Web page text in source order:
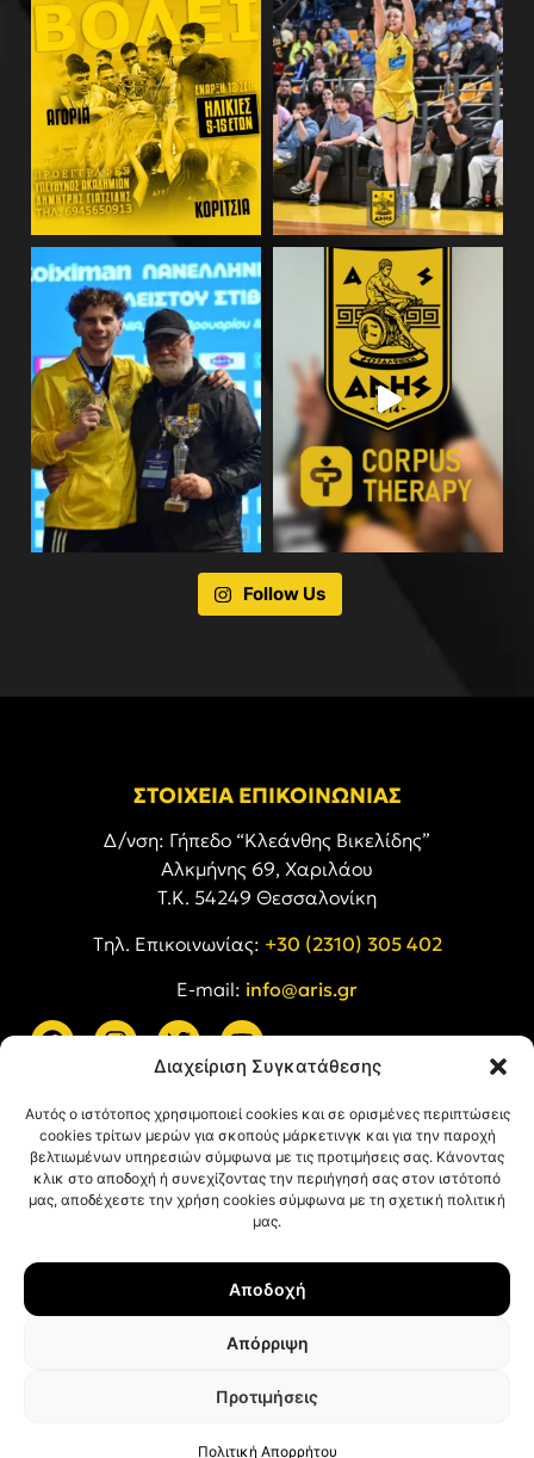
Διαχείριση Συγκατάθεσης
Αυτός ο ιστότοπος χρησιμοποιεί cookies και σε ορισμένες περιπτώσεις
cookies τρίτων μερών για σκοπούς μάρκετινγκ και για την παροχή
βελτιωμένων υπηρεσιών σύμφωνα με τις προτιμήσεις σας. Κάνοντας
κλικ στο αποδοχή ή συνεχίζοντας την περιήγησή σας στον ιστότοπό
μας, αποδέχεστε την χρήση cookies σύμφωνα με τη σχετική πολιτική
μας.
Αποδοχή
Απόρριψη
Προτιμήσεις
Πολιτική Απορρήτου
Follow Us
ΣΤΟΙΧΕΙΑ ΕΠΙΚΟΙΝΩΝΙΑΣ
Δ/νση: Γήπεδο “Κλεάνθης Βικελίδης”
Αλκμήνης 69, Χαριλάου
Τ.Κ. 54249 Θεσσαλονίκη
Tηλ. Επικοινωνίας: +30 (2310) 305 402
E-mail: info@aris.gr
Όροι Χρήσης
Πολιτική Cookies
© ΑΡΗΣ Α.Σ. All rights reserved.